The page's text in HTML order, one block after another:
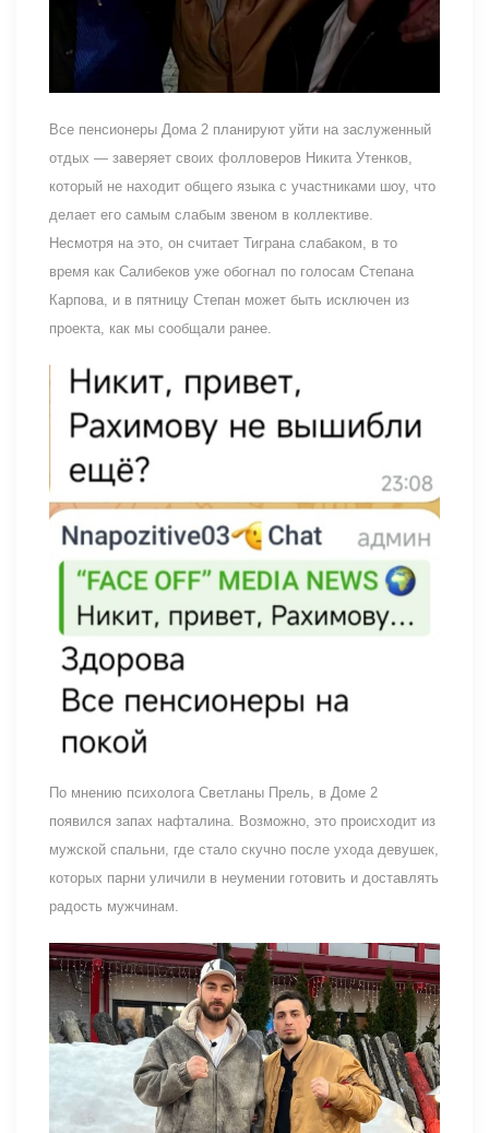
Все пенсионеры Дома 2 планируют уйти на заслуженный
отдых — заверяет своих фолловеров Никита Утенков,
который не находит общего языка с участниками шоу, что
делает его самым слабым звеном в коллективе.
Несмотря на это, он считает Тиграна слабаком, в то
время как Салибеков уже обогнал по голосам Степана
Карпова, и в пятницу Степан может быть исключен из
проекта, как мы сообщали ранее.
По мнению психолога Светланы Прель, в Доме 2
появился запах нафталина. Возможно, это происходит из
мужской спальни, где стало скучно после ухода девушек,
которых парни уличили в неумении готовить и доставлять
радость мужчинам.